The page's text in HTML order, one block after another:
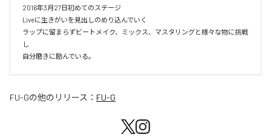
2016年3月27日初めてのステージ
Liveに生きがいを見出しのめり込んでいく
ラップに留まらずビートメイク、ミックス、マスタリングと様々な物に挑戦
し
自分磨きに励んでいる。
FU-Gの他のリリース： FU-G